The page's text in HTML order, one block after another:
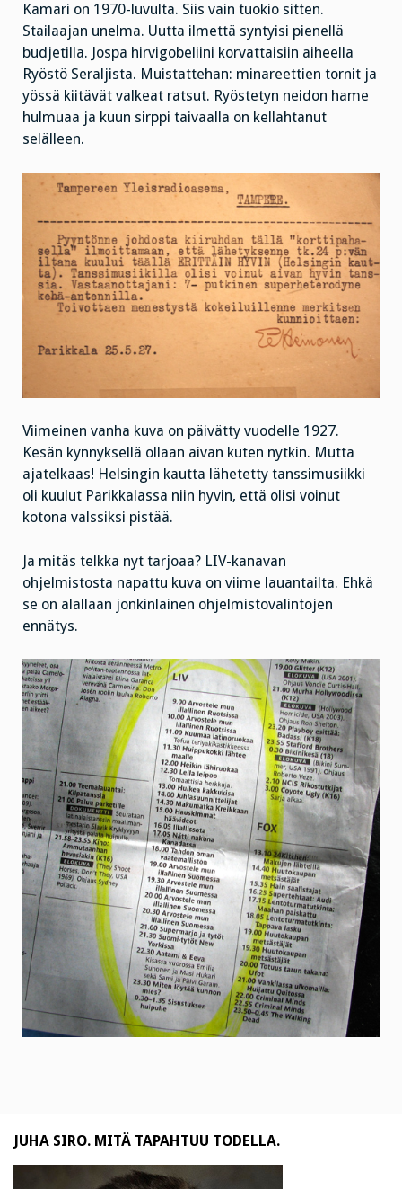
Kamari on 1970-luvulta. Siis vain tuokio sitten.
Stailaajan unelma. Uutta ilmettä syntyisi pienellä
budjetilla. Jospa hirvigobeliini korvattaisiin aiheella
Ryöstö Seraljista. Muistattehan: minareettien tornit ja
yössä kiitävät valkeat ratsut. Ryöstetyn neidon hame
hulmuaa ja kuun sirppi taivaalla on kellahtanut
selälleen.
Viimeinen vanha kuva on päivätty vuodelle 1927.
Kesän kynnyksellä ollaan aivan kuten nytkin. Mutta
ajatelkaas! Helsingin kautta lähetetty tanssimusiikki
oli kuulut Parikkalassa niin hyvin, että olisi voinut
kotona valssiksi pistää.
Ja mitäs telkka nyt tarjoaa? LIV-kanavan
ohjelmistosta napattu kuva on viime lauantailta. Ehkä
se on alallaan jonkinlainen ohjelmistovalintojen
ennätys.
JUHA SIRO. MITÄ TAPAHTUU TODELLA.